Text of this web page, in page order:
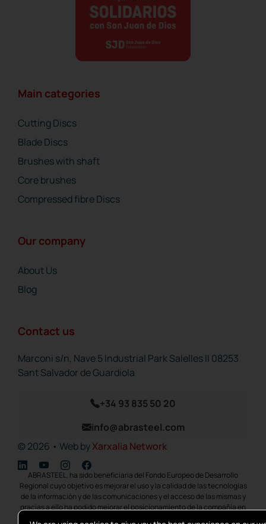
Main categories
Cutting Discs
Blade Discs
Brushes with shaft
Core brushes
Compressed fibre Discs
Our company
About Us
Blog
Contact us
Marconi s/n, Nave 5 Industrial Park Salelles II 08253
Sant Salvador de Guardiola
+34 93 835 50 20
info@abrasteel.com
© 2026 • Web byXarxalia Network
ABRASTEEL. ha sido beneficiaria del Fondo Europeo de Desarrollo
Regional cuyo objetivo es mejorar el uso y la calidad de las tecnologías
de la información y de las comunicaciones y el acceso de las mismas y
gracias a ello ha podido mejorar el posicionamiento de la compañía en